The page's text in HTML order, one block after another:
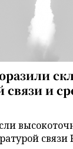
связи и
связи